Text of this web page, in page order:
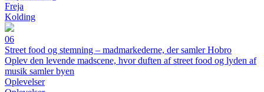
Freja
Kolding
06
Street food og stemning – madmarkederne, der samler Hobro
Oplev den levende madscene, hvor duften af street food og lyden af
musik samler byen
Oplevelser